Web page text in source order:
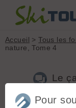
Accueil >Tous les
nature, Tome 4
Le
Pour